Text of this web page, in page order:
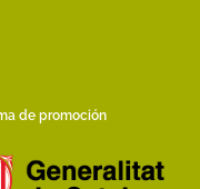
de promoción